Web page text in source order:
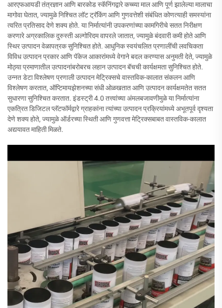
आरएफआयडी तंत्रज्ञान आणि बारकोड स्कॅनिंगद्वारे कच्च्या माल आणि पूर्ण झालेल्या मालाचा
मागोवा घेतात, ज्यामुळे निश्चित लॉट ट्रॅकिंग आणि गुणवत्तेशी संबंधित कोणत्याही समस्यांना
त्वरित प्रतिसाद देणे शक्य होते. या निर्मात्यांनी उपकरणांच्या कामगिरीचे सतत निरीक्षण
करणारे अग्रकालिक दुरुस्ती अल्गोरिदम वापरले जातात, ज्यामुळे बंदवारी कमी होते आणि
स्थिर उत्पादन वेळापत्रक सुनिश्चित होते. आधुनिक स्वयंचलित प्रणालींची लवचिकता
विविध उत्पादन प्रकार आणि पॅकेज आकारांमध्ये वेगाने बदल करण्यास अनुमती देते, ज्यामुळे
मोठ्या प्रमाणातील उत्पादनांबरोबरच लहान उत्पादन बॅचची कार्यक्षमता सुनिश्चित होते.
उन्नत डेटा विश्लेषण प्रणाली उत्पादन मेट्रिक्सचे वास्तविक-कालात संकलन आणि
विश्लेषण करतात, ऑप्टिमायझेशनच्या संधी ओळखतात आणि उत्पादन कार्यक्षमतेत सतत
सुधारणा सुनिश्चित करतात. इंडस्ट्री 4.0 तत्त्वांच्या अंमलबजावणीमुळे या निर्मात्यांना
एकत्रित डिजिटल प्लॅटफॉर्मद्वारे ग्राहकांना त्यांच्या उत्पादन प्रक्रियांमध्ये अभूतपूर्व दृश्यता
देणे शक्य होते, ज्यामुळे ऑर्डरच्या स्थिती आणि गुणवत्ता मेट्रिक्सबाबत वास्तविक-कालात
अद्ययावत माहिती मिळते.